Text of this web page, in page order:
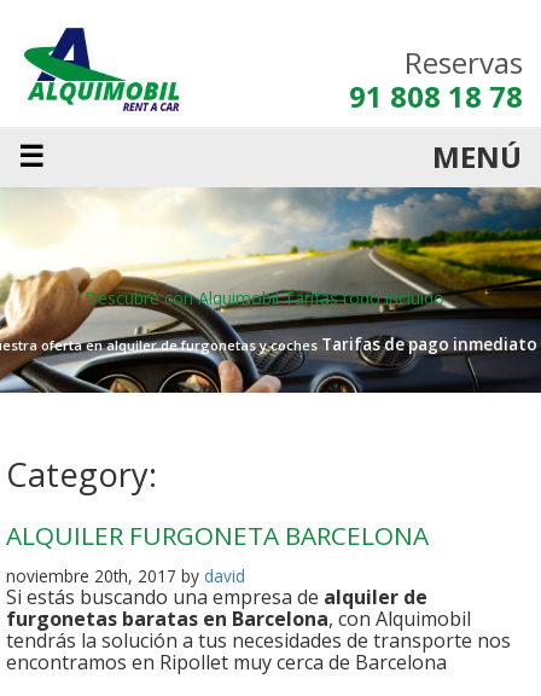
Reservas
91 808 18 78
☰
MENÚ
Descubre con AlquimobilTarifas todo incluido
oferta en alquiler de furgonetas y coches Tarifas de pago inmediato
Category:
ALQUILER FURGONETA BARCELONA
noviembre 20th, 2017 by david
Si estás buscando una empresa de alquiler de
furgonetas baratas en Barcelona, con Alquimobil
tendrás la solución a tus necesidades de transporte nos
encontramos en Ripollet muy cerca de Barcelona